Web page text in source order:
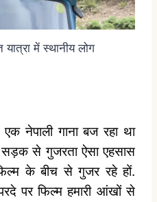
में स्थानीय लोग
नेपाली गाना बज रहा था
से गुजरता ऐसा एहसास
के बीच से गुजर रहे हों.
पर फिल्म हमारी आंखों से